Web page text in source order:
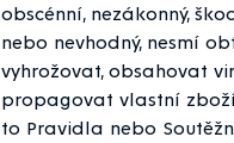
obscénní, nezákonný,
nebo nevhodný, nesmí
vyhrožovat, obsahovat
propagovat vlastní
to Pravidla nebo